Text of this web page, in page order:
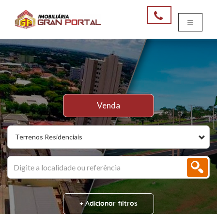
Terrenos Residenciais
Venda
+ Adicionar filtros